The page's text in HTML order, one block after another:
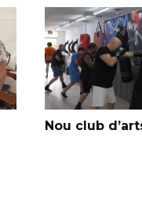
Nou club